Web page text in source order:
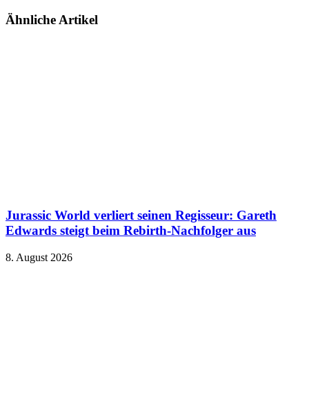
Ähnliche Artikel
Jurassic World verliert seinen Regisseur: Gareth
Edwards steigt beim Rebirth-Nachfolger aus
8. August 2026